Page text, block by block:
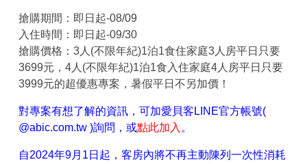
搶購期間：即日起-08/09
入住時間：即日起-09/30
搶購價格：3人(不限年紀)1泊1食住家庭3人房平日只要
3699元，4人(不限年紀)1泊1食入住家庭4人房平日只要
3999元的超優惠專案，暑假平日不另加價！
對專案有想了解的資訊，可加愛貝客LINE官方帳號(
@abic.com.tw )詢問，或點此加入 。
自2024年9月1日起，客房內將不再主動陳列一次性消耗